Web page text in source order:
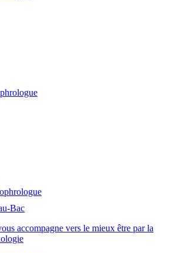
Bac
accompagne vers le mieux être par la